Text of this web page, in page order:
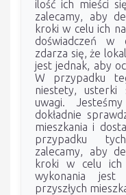
ilość ich mieści
zalecamy, aby
kroki w celu ich
doświadczeń w
zdarza się, że
jest jednak, aby
W przypadku
niestety, usterki
uwagi.
dokładnie
mieszkania i
przypadku
zalecamy, aby
kroki w celu ich
wykonania jest
przyszłych